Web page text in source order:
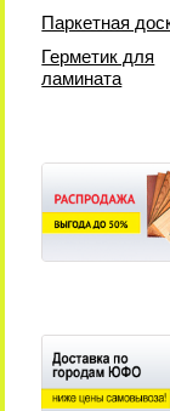
Паркетная
Герметик для
ламината